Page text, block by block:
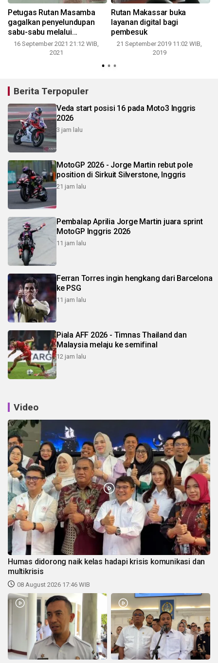
Petugas Rutan Masamba
gagalkan penyelundupan
sabu-sabu melalui
pembesuk
16 September 2021 21:12 WIB,
2021
Rutan Makassar buka
layanan digital bagi
pembesuk
21 September 2019 11:02 WIB,
2019
Berita Terpopuler
Veda start posisi 16 pada Moto3 Inggris
2026
3 jam lalu
MotoGP 2026 - Jorge Martin rebut pole
position di Sirkuit Silverstone, Inggris
21 jam lalu
Pembalap Aprilia Jorge Martin juara sprint
MotoGP Inggris 2026
11 jam lalu
Ferran Torres ingin hengkang dari Barcelona
ke PSG
11 jam lalu
Piala AFF 2026 - Timnas Thailand dan
Malaysia melaju ke semifinal
12 jam lalu
Video
Humas didorong naik kelas hadapi krisis komunikasi dan
multikrisis
08 August 2026 17:46 WIB